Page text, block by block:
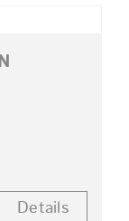
Details